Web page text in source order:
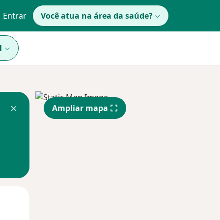
Entrar Você atua na área da saúde?
Ampliar mapa